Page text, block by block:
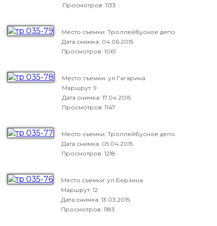
Просмотров: 1133
Место съемки: Троллейбусное депо
Дата снимка: 04.06.2015
Просмотров: 1061
Место съемки: ул.Гагарина
Маршрут: 9
Дата снимка: 17.04.2015
Просмотров: 1147
Место съемки: Троллейбусное депо
Дата снимка: 05.04.2015
Просмотров: 1218
Место съемки: ул.Берзина
Маршрут: 12
Дата снимка: 13.03.2015
Просмотров: 1183